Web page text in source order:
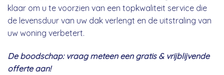
klaar om u te voorzien van een topkwaliteit service die
de levensduur van uw dak verlengt en de uitstraling van
uw woning verbetert.
De boodschap: vraag meteen een gratis & vrijblijvende
offerte aan!